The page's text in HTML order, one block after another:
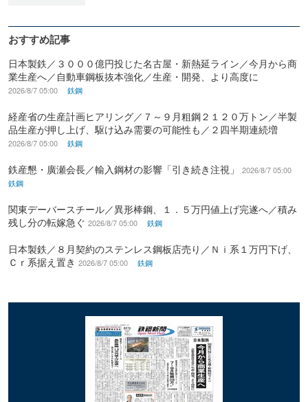
おすすめ記事
日本製鉄／３０００億円投じた名古屋・新熱延ライン／今月から商
業生産へ／自動車鋼板抜本強化／生産・開発、より高度に
2026/8/7 05:00 鉄鋼
経産省の生産計画ヒアリング／７～９月粗鋼２１２０万トン／半製
品生産が押し上げ、駆け込み需要の可能性も／２四半期連続増
2026/8/7 05:00 鉄鋼
鉄産懇・廣瀬会長／輸入鋼材の影響「引き続き注視」
2026/8/7 05:00
鉄鋼
関東デーバースチール／異形棒鋼、１．５万円値上げ完遂へ／積み
残し分の転嫁急ぐ 2026/8/7 05:00 鉄鋼
日本製鉄／８月契約のステンレス鋼板店売り／Ｎｉ系１万円下げ、
Ｃｒ系据え置き 2026/8/7 05:00 鉄鋼